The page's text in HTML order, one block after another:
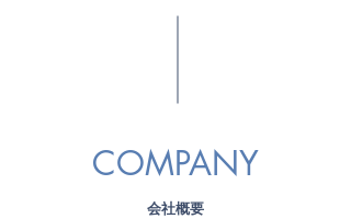
COMPANY
会社概要